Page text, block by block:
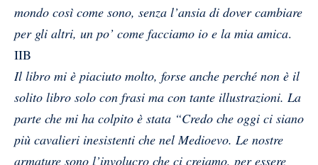
mondo così come sono, senza l’ansia di dover cambiare
per gli altri, un po’ come facciamo io e la mia amica.
IIB
Il libro mi è piaciuto molto, forse anche perché non è il
solito libro solo con frasi ma con tante illustrazioni. La
parte che mi ha colpito è stata “Credo che oggi ci siano
più cavalieri inesistenti che nel Medioevo. Le nostre
armature sono l’involucro che ci creiamo, per essere